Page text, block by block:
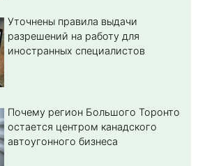
Уточнены правила выдачи
разрешений на работу для
иностранных специалистов
Почему регион Большого Торонто
остается центром канадского
автоугонного бизнеса